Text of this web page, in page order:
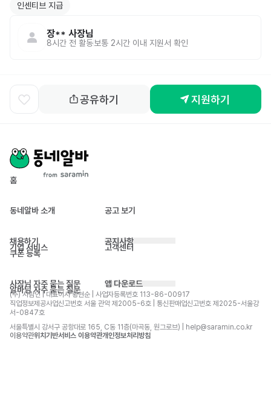
인센티브 지급
장** 사장님
8시간 전 활동보통 2시간 이내 지원서 확인
공유하기 지원하기
홈
동네알바 소개 공고 보기
채용하기
기업 서비스
쿠폰 등록
공지사항
고객센터
사장님 자주 묻는 질문
알바님 자주 묻는 질문
앱 다운로드
(주) 사람인 | 대표이사 황현순 | 사업자등록번호 113-86-00917
직업정보제공사업신고번호 서울 관악 제2005-6호 | 통신판매업신고번호 제2025-서울강
서-0847호
서울특별시 강서구 공항대로 165, C동 11층(마곡동, 원그로브) | help@saramin.co.kr
이용약관위치기반서비스 이용약관개인정보처리방침